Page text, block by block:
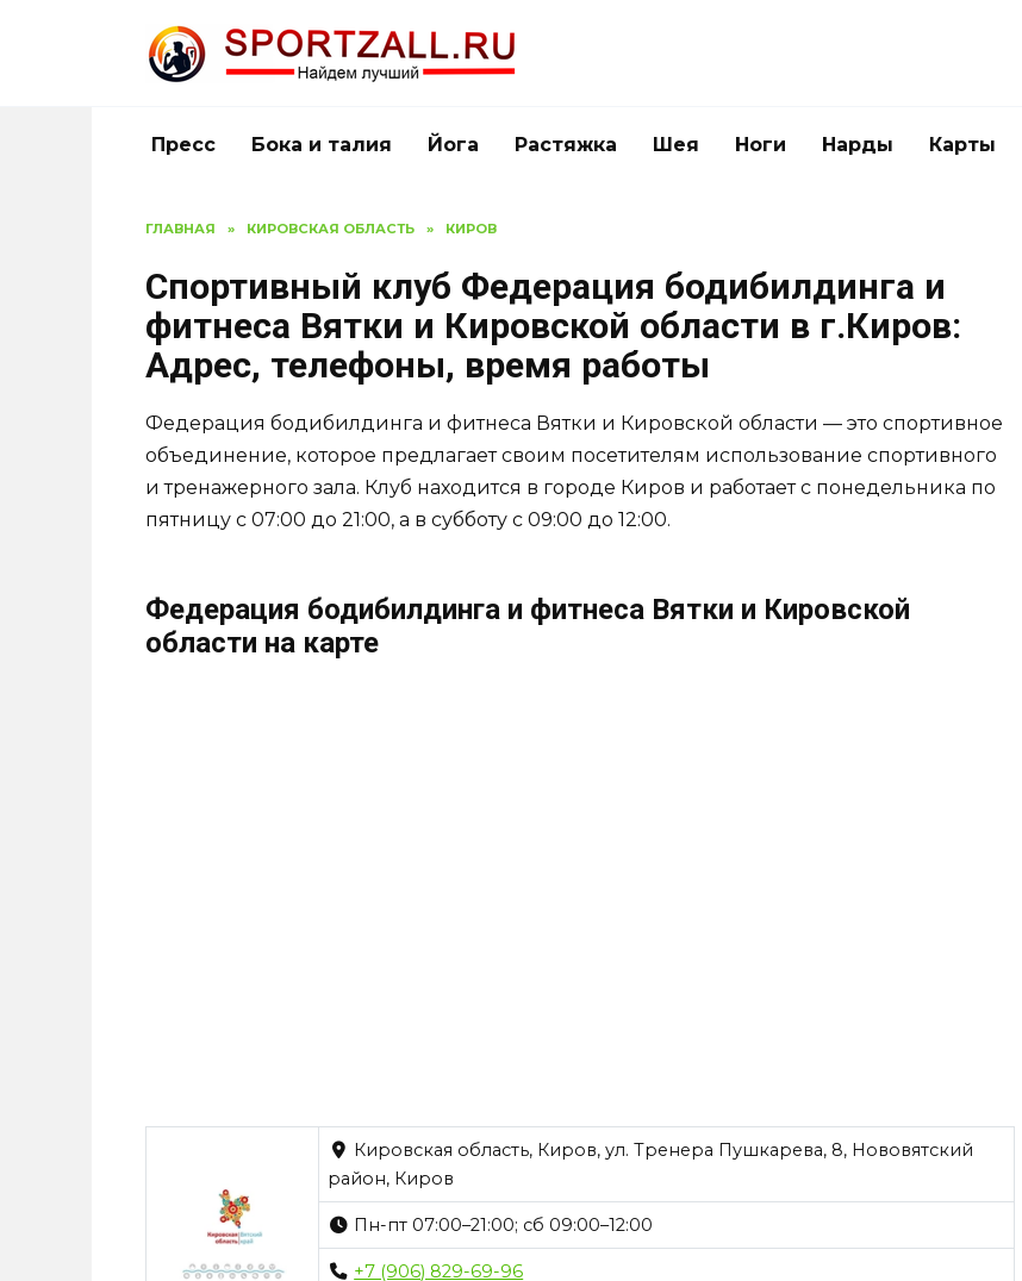
Пресс Бока и талия Йога Растяжка Шея Ноги Нарды Карты
ГЛАВНАЯ » КИРОВСКАЯ ОБЛАСТЬ » КИРОВ
Спортивный клуб Федерация бодибилдинга и
фитнеса Вятки и Кировской области в г.Киров:
Адрес, телефоны, время работы
Федерация бодибилдинга и фитнеса Вятки и Кировской области — это спортивное
объединение, которое предлагает своим посетителям использование спортивного
и тренажерного зала. Клуб находится в городе Киров и работает с понедельника по
пятницу с 07:00 до 21:00, а в субботу с 09:00 до 12:00.
Федерация бодибилдинга и фитнеса Вятки и Кировской
области на карте
Кировская область, Киров, ул. Тренера Пушкарева, 8, Нововятский
район, Киров
Пн-пт 07:00–21:00; сб 09:00–12:00
+7 (906) 829-69-96